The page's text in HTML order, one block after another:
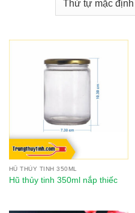
HŨ THỦY TINH 350ML
Hũ thủy tinh 350ml nắp thiếc